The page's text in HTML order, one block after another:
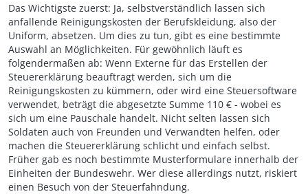
Das Wichtigste zuerst: Ja, selbstverständlich lassen sich
anfallende Reinigungskosten der Berufskleidung, also der
Uniform, absetzen. Um dies zu tun, gibt es eine bestimmte
Auswahl an Möglichkeiten. Für gewöhnlich läuft es
folgendermaßen ab: Wenn Externe für das Erstellen der
Steuererklärung beauftragt werden, sich um die
Reinigungskosten zu kümmern, oder wird eine Steuersoftware
verwendet, beträgt die abgesetzte Summe 110 € - wobei es
sich um eine Pauschale handelt. Nicht selten lassen sich
Soldaten auch von Freunden und Verwandten helfen, oder
machen die Steuererklärung schlicht und einfach selbst.
Früher gab es noch bestimmte Musterformulare innerhalb der
Einheiten der Bundeswehr. Wer diese allerdings nutzt, riskiert
einen Besuch von der Steuerfahndung.